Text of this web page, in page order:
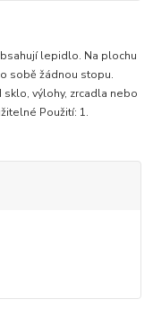
lepidlo. Na plochu
sobě žádnou stopu.
výlohy, zrcadla nebo
Použití: 1.